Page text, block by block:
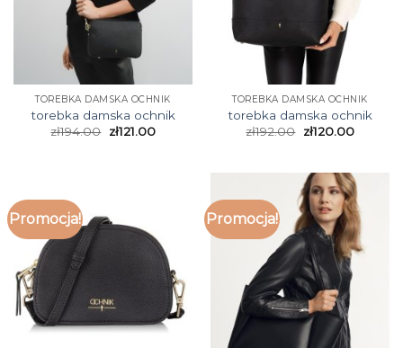
TOREBKA DAMSKA OCHNIK
torebka damska ochnik
zł194.00 zł121.00
TOREBKA DAMSKA OCHNIK
torebka damska ochnik
zł192.00 zł120.00
Promocja! Promocja!